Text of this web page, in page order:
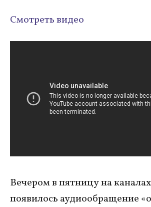
Смотреть видео
Вечером в пятницу на
появилось аудиообращение